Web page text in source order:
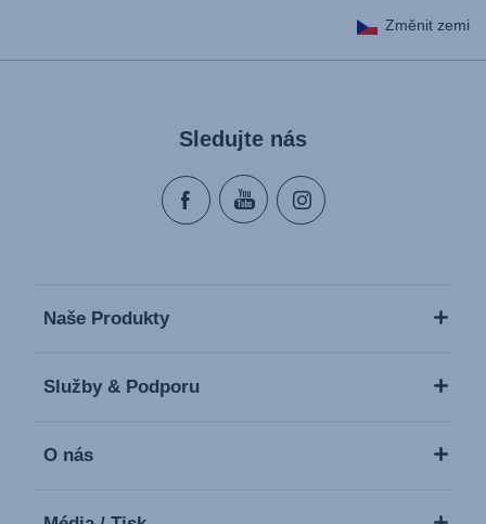
Změnit zemi
Sledujte nás
Naše Produkty
Služby & Podporu
O nás